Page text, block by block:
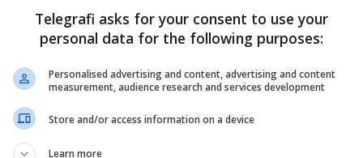
të njëjtin rast është shqiptuar edhe një gjobë, e
ajo është zëvendësuar me dënim me burg
i të cilit skadon më 14.02.2027".
si "Tanku", me vendimin KOK 59/17, për të
për ekzekutimin e dënimit me burg prej 2
18), informojmë publikun se ekzekutimi i dënimit
Telegrafi asks for your consent to use your
personal data for the following purposes:
Personalised advertising and content, advertising and content
measurement, audience research and services development
Store and/or access information on a device
Learn more